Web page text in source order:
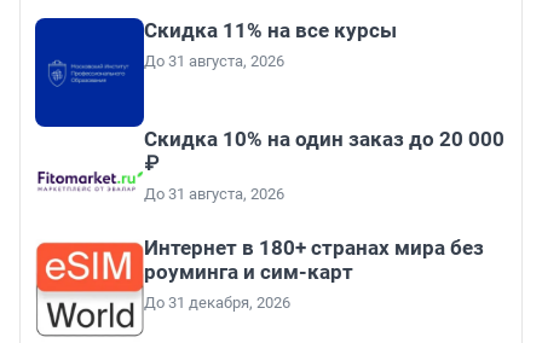
Скидка 11% на все курсы
До 31 августа, 2026
Скидка 10% на один заказ до 20 000
₽
До 31 августа, 2026
Интернет в 180+ странах мира без
роуминга и сим-карт
До 31 декабря, 2026